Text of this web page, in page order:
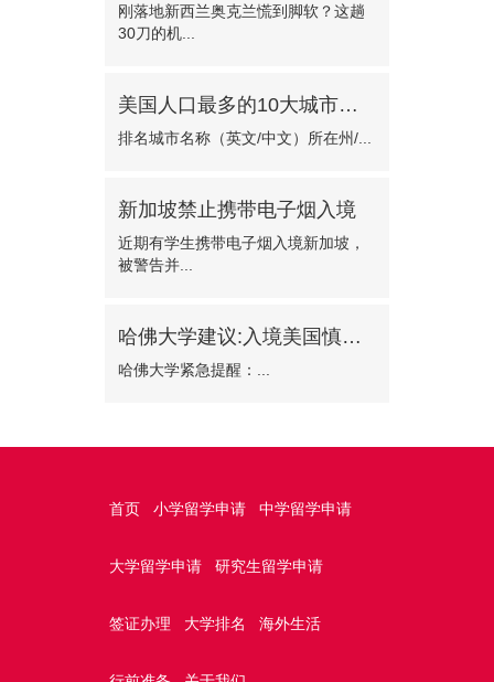
刚落地新西兰奥克兰慌到脚软？这趟
30刀的机...
美国人口最多的10大城市有哪些?
排名城市名称（英文/中文）所在州/...
新加坡禁止携带电子烟入境
近期有学生携带电子烟入境新加坡，
被警告并...
哈佛大学建议:入境美国慎选波士顿机场
哈佛大学紧急提醒：...
首页 小学留学申请 中学留学申请
大学留学申请 研究生留学申请
签证办理 大学排名 海外生活